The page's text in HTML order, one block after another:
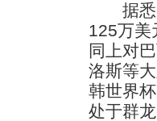
据悉，
125万美
同上对
洛斯等
韩世界
处于群